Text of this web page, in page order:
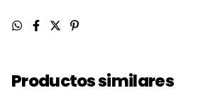
Productos similares